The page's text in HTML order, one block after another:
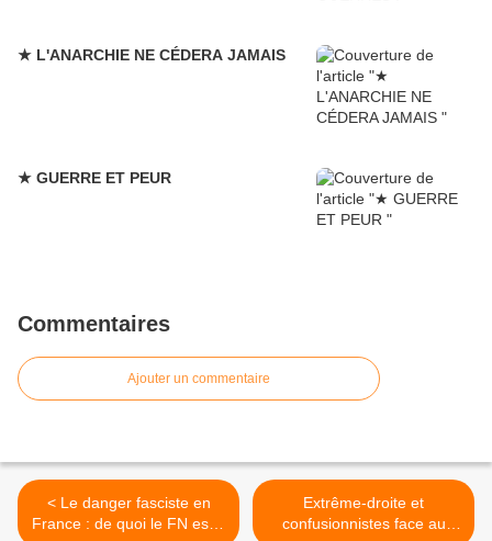
★ L'ANARCHIE NE CÉDERA JAMAIS
★ GUERRE ET PEUR
Commentaires
Ajouter un commentaire
< Le danger fasciste en
France : de quoi le FN est-il
Extrême-droite et
confusionnistes face au